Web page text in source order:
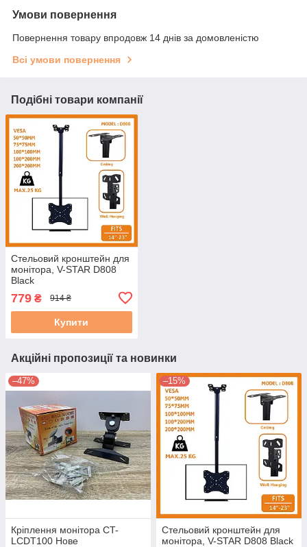
Умови повернення
Повернення товару впродовж 14 днів за домовленістю
Всі умови повернення
Подібні товари компанії
Стельовий кронштейн для
монітора, V-STAR D808
Black
779 ₴ 914 ₴
Купити
Акційні пропозиції та новинки
–47%
Кріплення монітора CT-
LCDT100 Нове
–15%
Стельовий кронштейн для
монітора, V-STAR D808 Black